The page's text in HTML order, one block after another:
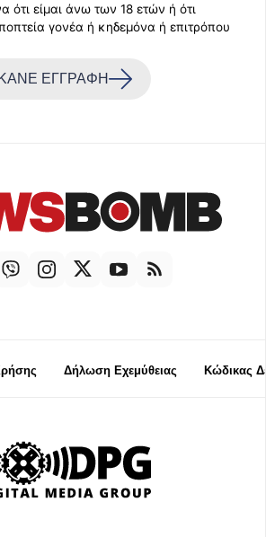
ότι είμαι άνω των 18 ετών ή ότι
γονέα ή κηδεμόνα ή επιτρόπου
ΚΑΝΕ ΕΓΓΡΑΦΗ
Δήλωση Εχεμύθειας Κώδικας